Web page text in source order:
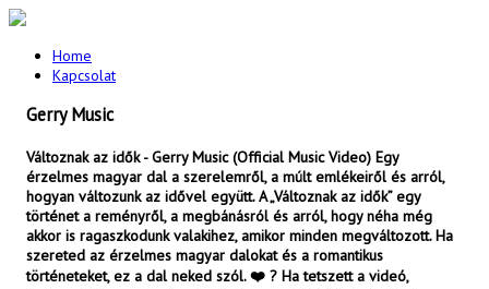
Home
Kapcsolat
Gerry Music
Változnak az idők - Gerry Music (Official Music Video) Egy
érzelmes magyar dal a szerelemről, a múlt emlékeiről és arról,
hogyan változunk az idővel együtt. A „Változnak az idők” egy
történet a reményről, a megbánásról és arról, hogy néha még
akkor is ragaszkodunk valakihez, amikor minden megváltozott. Ha
szereted az érzelmes magyar dalokat és a romantikus
történeteket, ez a dal neked szól. ❤️ ? Ha tetszett a videó,